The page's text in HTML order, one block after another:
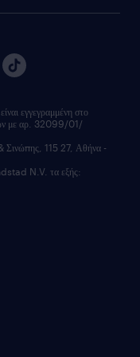
εγγεγραμμένη στο
με αρ. 32099/01/
Σινώπης, 115 27, Αθήνα -
N.V. τα εξής: